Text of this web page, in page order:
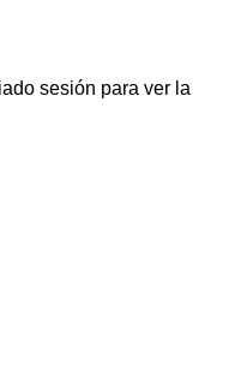
sesión para ver la